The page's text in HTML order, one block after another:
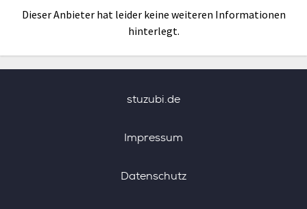
Dieser Anbieter hat leider keine weiteren Informationen
hinterlegt.
stuzubi.de
Impressum
Datenschutz